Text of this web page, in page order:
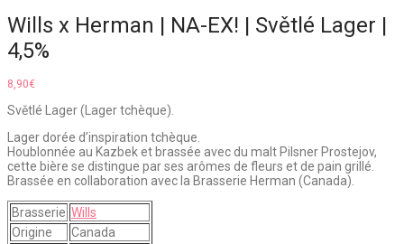
Wills x Herman | NA-EX! | Světlé Lager |
4,5%
8,90€
Světlé Lager (Lager tchèque).
Lager dorée d’inspiration tchèque.
Houblonnée au Kazbek et brassée avec du malt Pilsner Prostejov,
cette bière se distingue par ses arômes de fleurs et de pain grillé.
Brassée en collaboration avec la Brasserie Herman (Canada).
Brasserie Wills
Origine
Canada